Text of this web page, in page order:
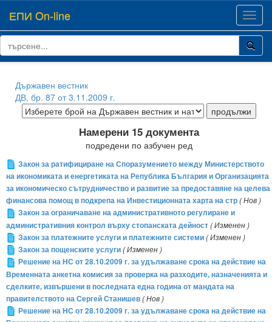
ЕПИ On-line
Държавен вестник
ДВ, бр. 87 от 3.11.2009 г.
Намерени 15 документа
подредени по азбучен ред
Закон за ратифициране на Споразумението между Министерството
на икономиката и енергетиката на Република България и Организацията
за икономическо сътрудничество и развитие за предоставяне на целева
финансова помощ в подкрепа на Инвестиционната харта на стр( Нов )
Закон за ограничаване на административното регулиране и
административния контрол върху стопанската дейност( Изменен )
Закон за платежните услуги и платежните системи( Изменен )
Закон за пощенските услуги( Изменен )
Решение на НС от 28.10.2009 г. за удължаване срока на действие на
Временната анкетна комисия за проверка на разходите, назначенията и
сделките, извършени в последната една година от мандата на
правителството на Сергей Станишев( Нов )
Решение на НС от 28.10.2009 г. за удължаване срока на действие на